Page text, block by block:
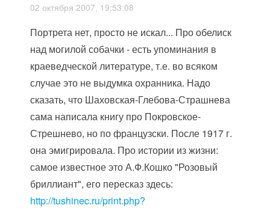
02 октября 2007, 19:53:08
Портрета нет, просто не искал... Про обелиск
над могилой собачки - есть упоминания в
краеведческой литературе, т.е. во всяком
случае это не выдумка охранника. Надо
сказать, что Шаховская-Глебова-Страшнева
сама написала книгу про Покровское-
Стрешнево, но по французски. После 1917 г.
она эмигрировала. Про истории из жизни:
самое известное это А.Ф.Кошко "Розовый
бриллиант", его пересказ здесь:
http://tushinec.ru/print.php?